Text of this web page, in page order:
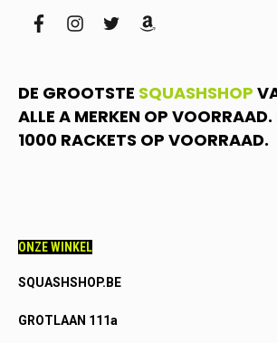
facebookinstagram
twitteramazon
DE GROOTSTE SQUASHSHOP
ALLE A MERKEN OP
1000 RACKETS OP VOORRAAD.
ONZE WINKEL
SQUASHSHOP.BE
GROTLAAN 111a